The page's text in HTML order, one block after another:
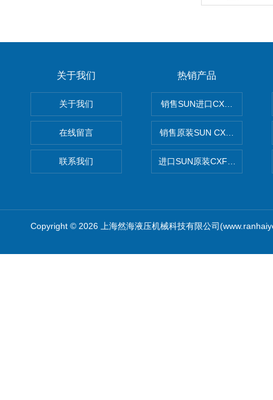
关于我们
关于我们
在线留言
联系我们
热销产品
销售SUN进口CXGDXCN插
销售原装SUN CXJAXCN全
进口SUN原装CXFAXCN导压
Copyright © 2026 上海然海液压机械科技有限公司